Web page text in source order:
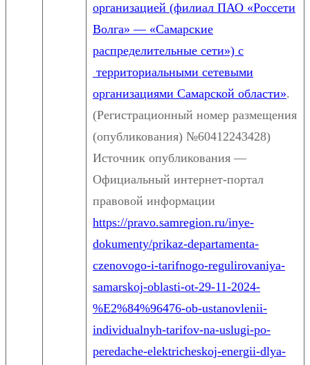
организацией (филиал ПАО «Россети
Волга» — «Самарские
распределительные сети») с
территориальными сетевыми
организациями Самарской области».
(Регистрационный номер размещения
(опубликования) №60412243428)
Источник опубликования —
Официальный интернет-портал
правовой информации
https://pravo.samregion.ru/inye-
dokumenty/prikaz-departamenta-
czenovogo-i-tarifnogo-regulirovaniya-
samarskoj-oblasti-ot-29-11-2024-
%E2%84%96476-ob-ustanovlenii-
individualnyh-tarifov-na-uslugi-po-
peredache-elektricheskoj-energii-dlya-